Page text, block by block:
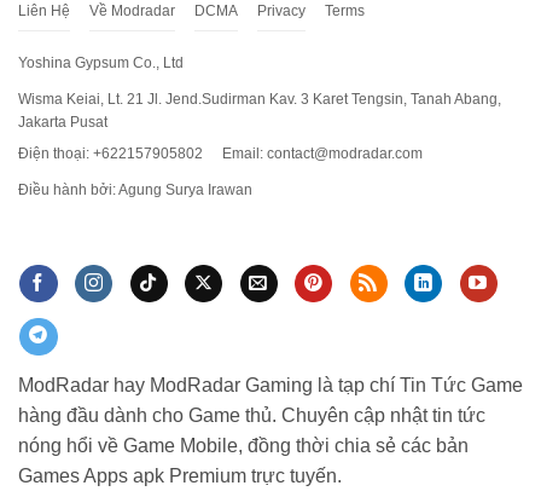
Liên Hệ Về Modradar DCMA Privacy Terms
Yoshina Gypsum Co., Ltd
Wisma Keiai, Lt. 21 Jl. Jend.Sudirman Kav. 3 Karet Tengsin, Tanah Abang,
Jakarta Pusat
Điện thoại: +622157905802
Email: contact@modradar.com
Điều hành bởi: Agung Surya Irawan
ModRadar hay ModRadar Gaming là tạp chí Tin Tức Game
hàng đầu dành cho Game thủ. Chuyên cập nhật tin tức
nóng hổi về Game Mobile, đồng thời chia sẻ các bản
Games Apps apk Premium trực tuyến.